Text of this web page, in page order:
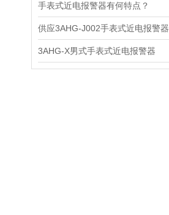
手表式近电报警器有何特点？
供应3AHG-J002手表式近电报警器
3AHG-X男式手表式近电报警器